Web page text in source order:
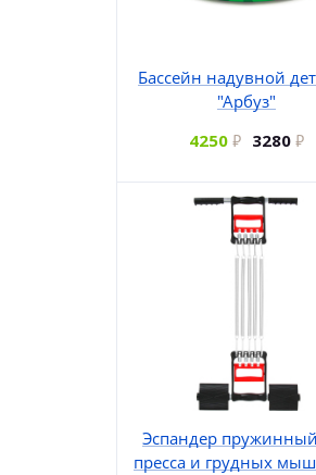
Бассейн надувной
"Арбуз"
4250
3280
Эспандер
пресса и грудных